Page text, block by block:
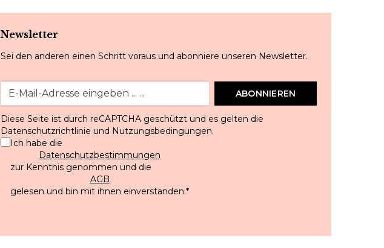
Newsletter
Sei den anderen einen Schritt voraus und abonniere unseren Newsletter.
ABONNIEREN
Diese Seite ist durch reCAPTCHA geschützt und es gelten die
Datenschutzrichtlinie und Nutzungsbedingungen.
Ich habe die
Datenschutzbestimmungen
zur Kenntnis genommen und die
AGB
gelesen und bin mit ihnen einverstanden.*